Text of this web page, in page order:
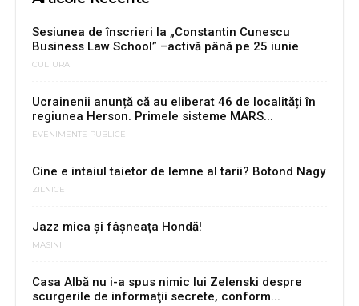
Sesiunea de înscrieri la „Constantin Cunescu
Business Law School” –activă până pe 25 iunie
CULTURA
Ucrainenii anunță că au eliberat 46 de localități în
regiunea Herson. Primele sisteme MARS...
EVENIMENTE PUBLICE
Cine e intaiul taietor de lemne al tarii? Botond Nagy
ZILNICE
Jazz mica şi fâşneaţa Hondă!
MASINI
Casa Albă nu i-a spus nimic lui Zelenski despre
scurgerile de informaţii secrete, conform...